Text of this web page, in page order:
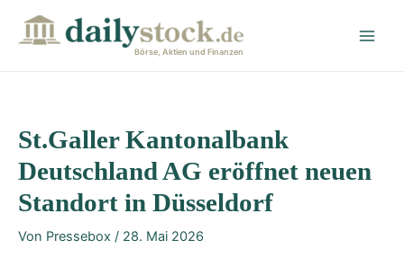
Börse, Aktien und Finanzen
St.Galler Kantonalbank
Deutschland AG eröffnet neuen
Standort in Düsseldorf
Von Pressebox / 28. Mai 2026